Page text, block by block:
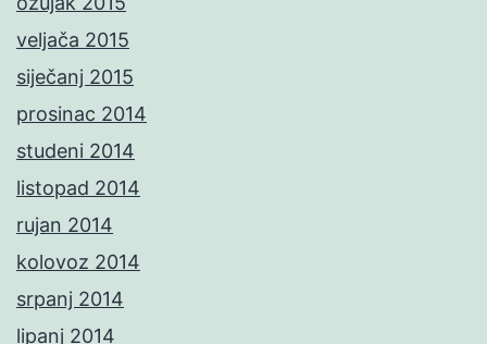
veljača 2015
siječanj 2015
prosinac 2014
studeni 2014
listopad 2014
rujan 2014
kolovoz 2014
srpanj 2014
lipanj 2014